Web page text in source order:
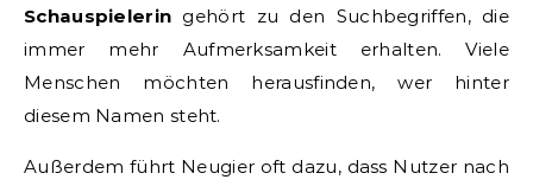
Schauspielerin gehört zu den Suchbegriffen, die
immer mehr Aufmerksamkeit erhalten. Viele
Menschen möchten herausfinden, wer hinter
diesem Namen steht.
Außerdem führt Neugier oft dazu, dass Nutzer nach